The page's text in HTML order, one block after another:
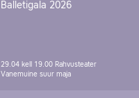
Balletigala 2026
29.04 kell 19.00 Rahvusteater
Vanemuine suur maja